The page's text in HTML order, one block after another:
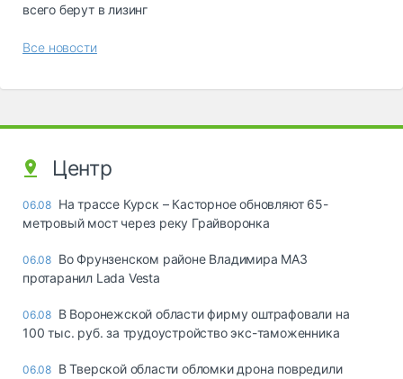
всего берут в лизинг
Все новости
Центр
06.08 На трассе Курск – Касторное обновляют 65-
метровый мост через реку Грайворонка
06.08 Во Фрунзенском районе Владимира МАЗ
протаранил Lada Vesta
06.08 В Воронежской области фирму оштрафовали на
100 тыс. руб. за трудоустройство экс-таможенника
06.08 В Тверской области обломки дрона повредили